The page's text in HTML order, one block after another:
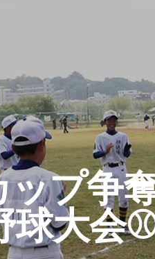
プ争
球大会